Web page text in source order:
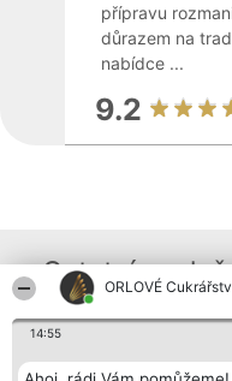
ORLOVÉ
14:55
přípravu
důrazem na
nabídce ...
9.2
Ostatní
Bright Side Solutions sp. z o.